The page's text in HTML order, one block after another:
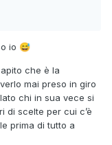
comunque,
più
ti soddisfi, o
e più prese
io 😅
che è la
mai preso in giro
chi in sua vece si
di scelte per cui c’è
prima di tutto a